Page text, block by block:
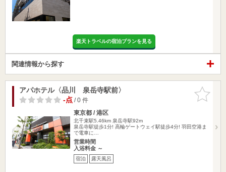
楽天トラベルの宿泊プランを見る
関連情報から探す
お気に入
りに追加
アパホテル〈品川 泉岳寺駅前〉
-点/ 0 件
東京都 / 港区
北千束駅5.46km 泉岳寺駅92m
泉岳寺駅徒歩1分! 高輪ゲートウェイ駅徒歩4分! 羽田空港ま
で電車に…
営業時間
入浴料金 ～
宿泊 露天風呂